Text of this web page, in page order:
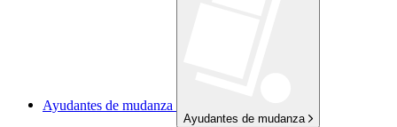
Ayudantes de mudanza
Ayudantes de mudanza